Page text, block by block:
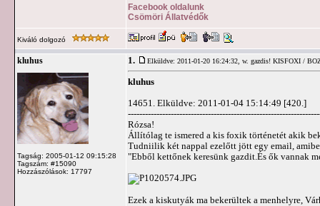
Facebook oldalunk
Csömöri Állatvédők
Kiváló dolgozó
kluhus
Tagság: 2005-01-12 09:15:28
Tagszám: #15090
Hozzászólások: 17797
1. Elküldve: 2011-01-20 16:24:32, w. gazdis! KISFOXI /
kluhus
14651. Elküldve: 2011-01-04 15:14:49 [420.]
Rózsa!
Állítólag te ismered a kis foxik történetét akik
Tudniilik két nappal ezelőtt jött egy email,
"Ebből kettőnek keresünk gazdit.És ők vannak
Ezek a kiskutyák ma bekerültek a menhelyre,